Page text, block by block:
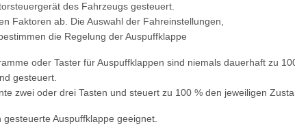
des Fahrzeugs gesteuert.
Faktoren ab. Die Auswahl der Fahreinstellungen,
die Regelung der Auspuffklappe
oder Taster für Auspuffklappen sind niemals dauerhaft zu
gesteuert.
zwei oder drei Tasten und steuert zu 100 % den jeweiligen
Auspuffklappe geeignet.